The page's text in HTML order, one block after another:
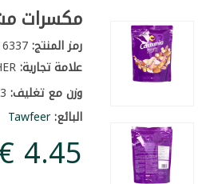
مكسرات
رمز المنتج:6337
علامة تجارية:OTHER
وزن مع تغليف:0.3 كغ
البائع:Tawfeer